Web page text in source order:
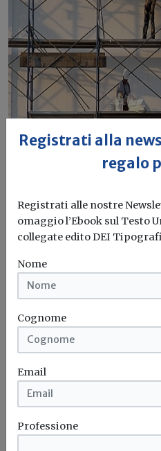
Congruità della
edilizia, dalla CNCE
Redazione Build News
Il mero costo del noleggio dei
Congruità
Registrati alla
regalo
Registrati alle nostre
omaggio l’Ebook sul Testo
collegate edito DEI
Nome
Cognome
Email
Professione